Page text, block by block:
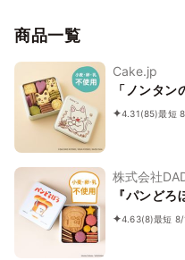
商品一覧
Cake.jp
「ノンタ
4.31(85)最短
株式会社
『パンど
4.63(8)最短 8/